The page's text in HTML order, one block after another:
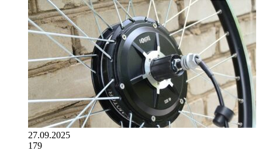
27.09.2025
179